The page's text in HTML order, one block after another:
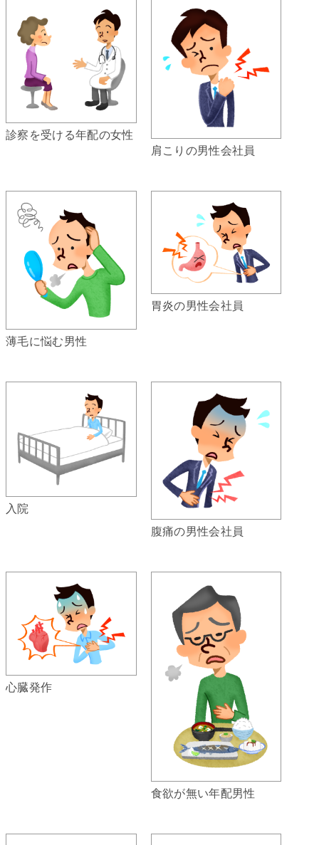
診察を受ける年配の女性
肩こりの男性会社員
薄毛に悩む男性
胃炎の男性会社員
入院
腹痛の男性会社員
心臓発作
食欲が無い年配男性